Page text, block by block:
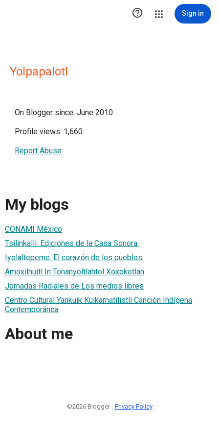
 Sign in
Yolpapalotl
On Blogger since: June 2010
Profile views: 1,660
Report Abuse
My blogs
CONAMI México
Tsilinkalli: Ediciones de la Casa Sonora.
Iyolaltepeme. El corazón de los pueblos.
Amoxilhuitl In Tonanyoltlahtol Xoxokotlan
Jornadas Radiales de Los medios libres
Centro Cultural Yankuik Kuikamatilistli Canción Indígena
Contemporánea
About me
©2026 Blogger - Privacy Policy